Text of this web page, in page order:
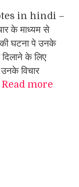
in hindi –
के माध्यम से
घटना पे उनके
के लिए
विचार
Read more